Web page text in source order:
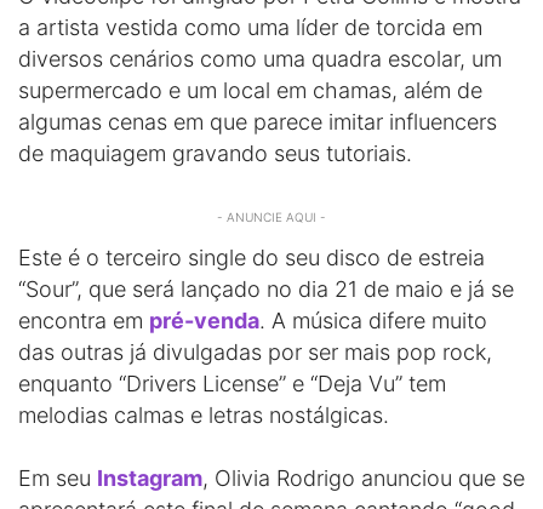
a artista vestida como uma líder de torcida em
diversos cenários como uma quadra escolar, um
supermercado e um local em chamas, além de
algumas cenas em que parece imitar influencers
de maquiagem gravando seus tutoriais.
- ANUNCIE AQUI -
Este é o terceiro single do seu disco de estreia
“Sour”, que será lançado no dia 21 de maio e já se
encontra em pré-venda. A música difere muito
das outras já divulgadas por ser mais pop rock,
enquanto “Drivers License” e “Deja Vu” tem
melodias calmas e letras nostálgicas.
Em seu Instagram, Olivia Rodrigo anunciou que se